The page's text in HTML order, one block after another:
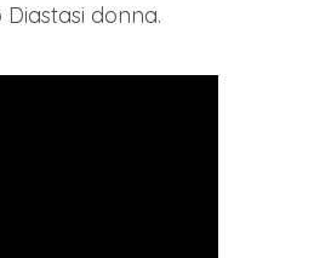
Diastasi donna.